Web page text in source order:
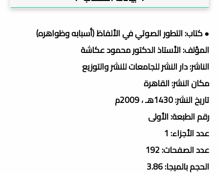
● كتاب: التطور الصوتي في الألفاظ (أسبابه وظواهره)
المؤلف: الأستاذ الدكتور محمود عكاشة
الناشر: دار النشر للجامعات للنشر والتوزيع
مكان النشر: القاهرة
تاريخ النشر: 1430هـ ، 2009م
رقم الطبعة: الأولى
عدد الأجزاء: 1
عدد الصفحات: 192
الحجم بالميجا: 3.86